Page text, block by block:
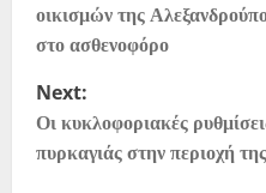
οικισμών της
στο ασθενοφόρο
Next:
Οι κυκλοφοριακές
πυρκαγιάς στην περιοχή